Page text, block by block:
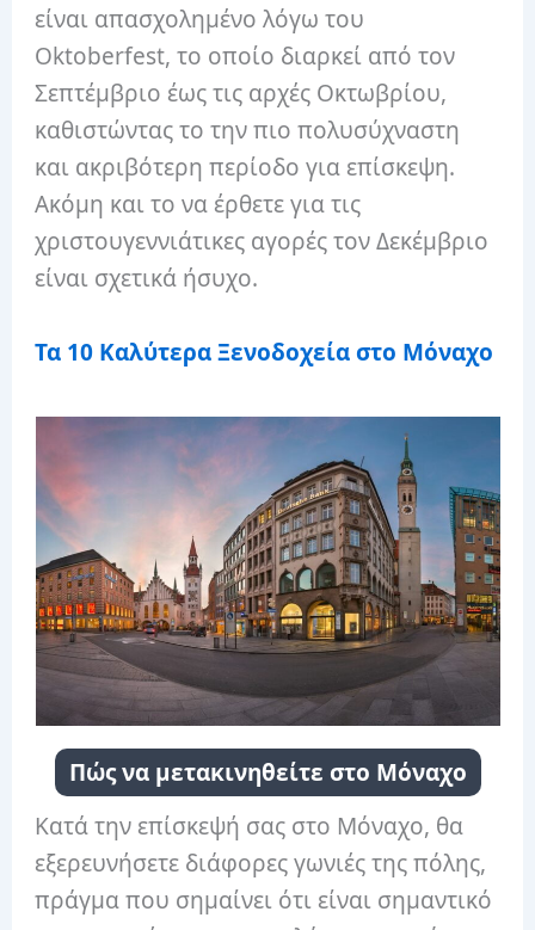
είναι απασχολημένο λόγω του
Oktoberfest, το οποίο διαρκεί από τον
Σεπτέμβριο έως τις αρχές Οκτωβρίου,
καθιστώντας το την πιο πολυσύχναστη
και ακριβότερη περίοδο για επίσκεψη.
Ακόμη και το να έρθετε για τις
χριστουγεννιάτικες αγορές τον Δεκέμβριο
είναι σχετικά ήσυχο.
Τα 10 Καλύτερα Ξενοδοχεία στο Μόναχο
Πώς να μετακινηθείτε στο Μόναχο
Κατά την επίσκεψή σας στο Μόναχο, θα
εξερευνήσετε διάφορες γωνιές της πόλης,
πράγμα που σημαίνει ότι είναι σημαντικό